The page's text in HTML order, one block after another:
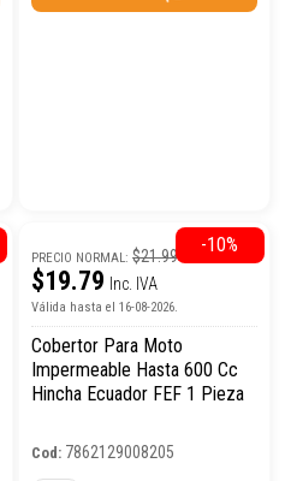
PRECIO NORMAL:$21.99
$19.79 Inc. IVA
Válida hasta el 16-08-2026.
Cobertor Para Moto
Impermeable Hasta 600 Cc
Hincha Ecuador FEF 1 Pieza
Cod: 7862129008205
-10%